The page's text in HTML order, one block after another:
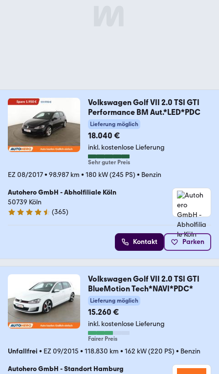
Volkswagen Golf VII 2.0 TSI GTI
Performance BM Aut.*LED*PDC
Lieferung möglich
18.040 €
inkl. kostenlose Lieferung
Sehr guter Preis
EZ 08/2017• 98.987 km • 180 kW (245 PS) • Benzin
Autohero GmbH - Abholfiliale Köln
50739 Köln
4.6 Sterne
(365)
Kontakt Parken
Volkswagen Golf VII 2.0 TSI GTI
BlueMotion Tech*NAVI*PDC*
Lieferung möglich
15.260 €
inkl. kostenlose Lieferung
Fairer Preis
Unfallfrei • EZ 09/2015 • 118.830 km • 162 kW (220 PS) • Benzin
Autohero GmbH - Standort Hamburg